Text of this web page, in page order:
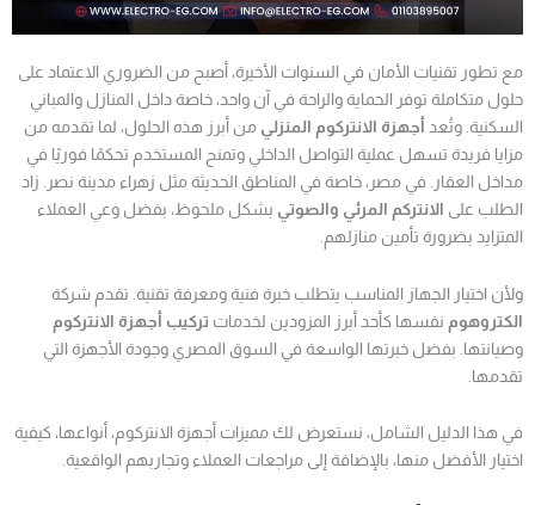
مع تطور تقنيات الأمان في السنوات الأخيرة، أصبح من الضروري الاعتماد على
حلول متكاملة توفر الحماية والراحة في آن واحد، خاصة داخل المنازل والمباني
السكنية. وتُعد أجهزة الانتركوم المنزلي من أبرز هذه الحلول، لما تقدمه من
مزايا فريدة تسهل عملية التواصل الداخلي وتمنح المستخدم تحكمًا فوريًا في
مداخل العقار. في مصر، خاصة في المناطق الحديثة مثل زهراء مدينة نصر. زاد
الطلب على الانتركم المرئي والصوتي بشكل ملحوظ، بفضل وعي العملاء
المتزايد بضرورة تأمين منازلهم.
ولأن اختيار الجهاز المناسب يتطلب خبرة فنية ومعرفة تقنية. تقدم شركة
الكتروهوم نفسها كأحد أبرز المزودين لخدمات تركيب أجهزة الانتركوم
وصيانتها. بفضل خبرتها الواسعة في السوق المصري وجودة الأجهزة التي
تقدمها.
في هذا الدليل الشامل، نستعرض لك مميزات أجهزة الانتركوم، أنواعها، كيفية
اختيار الأفضل منها، بالإضافة إلى مراجعات العملاء وتجاربهم الواقعية.